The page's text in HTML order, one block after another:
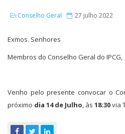
Conselho Geral 27 julho 2022
Exmos. Senhores
Membros do Conselho Geral do IPCG,
Venho pelo presente convocar o
próximo dia 14 de Julho, às 18:30via